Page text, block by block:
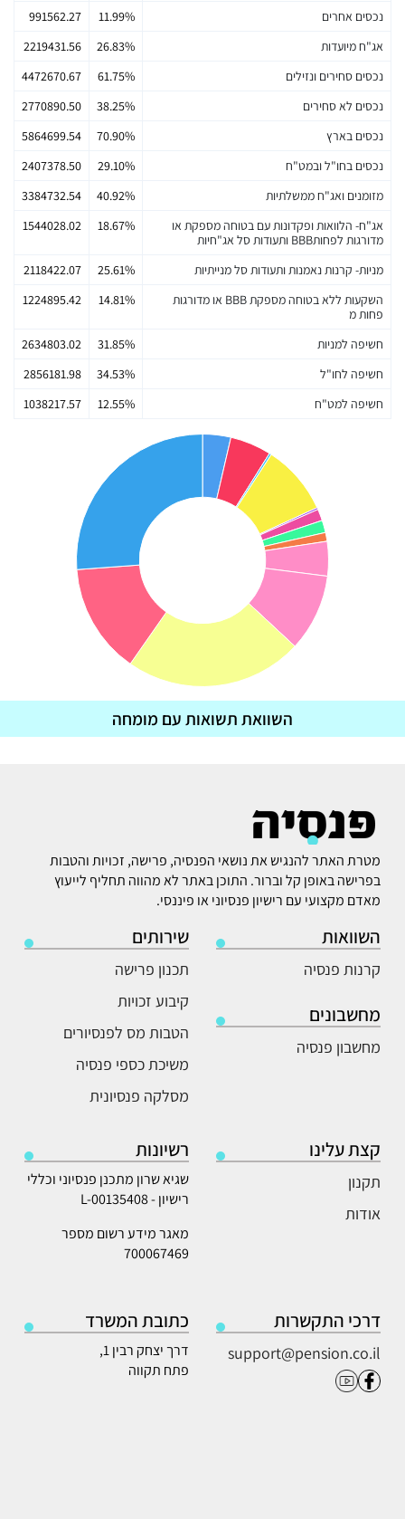
נכסים אחרים
11.99%
991562.27
אג"ח מיועדות
26.83%
2219431.56
נכסים סחירים ונזילים
61.75%
4472670.67
נכסים לא סחירים
38.25%
2770890.50
נכסים בארץ
70.90%
5864699.54
נכסים בחו"ל ובמט"ח
29.10%
2407378.50
מזומנים ואג"ח ממשלתיות
40.92%
3384732.54
אג"ח- הלוואות ופקדונות עם בטוחה מספקת או
מדורגות לפחותBBB ותעודות סל אג"חיות
18.67%
1544028.02
מניות- קרנות נאמנות ותעודות סל מנייתיות 25.61%
2118422.07
השקעות ללא בטוחה מספקת BBB או מדורגות
פחות מ
14.81%
1224895.42
חשיפה למניות 31.85%
2634803.02
חשיפה לחו"ל
34.53%
2856181.98
חשיפה למט"ח
12.55%
1038217.57
השוואת תשואות עם מומחה
מטרת האתר להנגיש את נושאי הפנסיה, פרישה, זכויות והטבות
בפרישה באופן קל וברור. התוכן באתר לא מהווה תחליף לייעוץ
מאדם מקצועי עם רישיון פנסיוני או פיננסי.
השוואות
קרנות פנסיה
מחשבונים
מחשבון פנסיה
שירותים
תכנון פרישה
קיבוע זכויות
הטבות מס לפנסיורים
משיכת כספי פנסיה
מסלקה פנסיונית
קצת עלינו
תקנון
אודות
רשיונות
שגיא שרון מתכנן פנסיוני וכללי
רישיון - L-00135408
מאגר מידע רשום מספר
700067469
דרכי התקשרות
support@pension.co.il
כתובת המשרד
דרך יצחק רבין 1,
פתח תקווה